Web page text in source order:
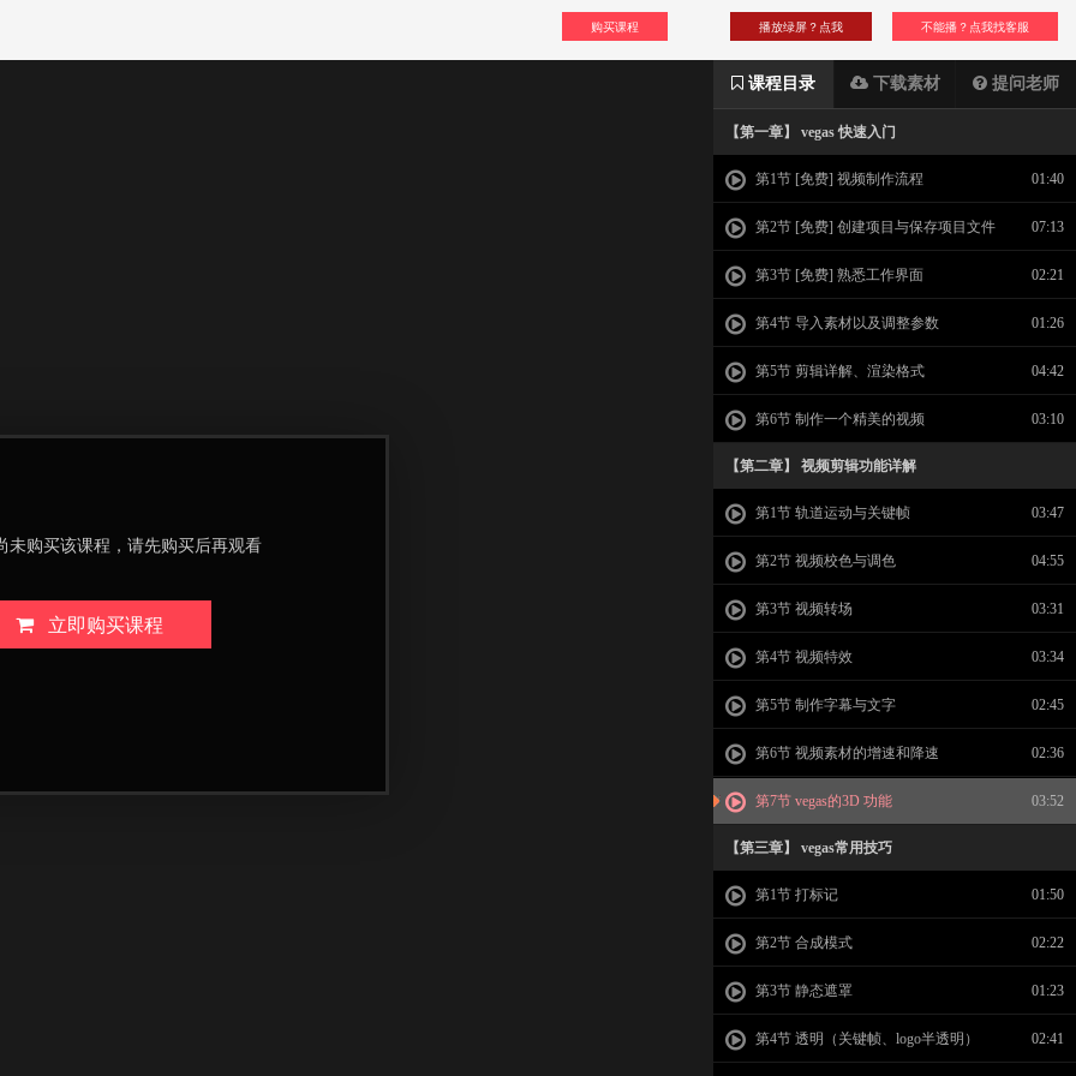
购买课程 不能播？点我找客服
播放绿屏？点我
课程目录 下载素材 提问老师
【第一章】 vegas 快速入门
第1节 [免费] 视频制作流程 01:40
第2节 [免费] 创建项目与保存项目文件 07:13
第3节 [免费] 熟悉工作界面 02:21
第4节 导入素材以及调整参数 01:26
第5节 剪辑详解、渲染格式 04:42
第6节 制作一个精美的视频 03:10
【第二章】 视频剪辑功能详解
第1节 轨道运动与关键帧 03:47
第2节 视频校色与调色 04:55
第3节 视频转场 03:31
第4节 视频特效 03:34
第5节 制作字幕与文字 02:45
第6节 视频素材的增速和降速 02:36
第7节 vegas的3D 功能 03:52
【第三章】 vegas常用技巧
第1节 打标记 01:50
第2节 合成模式 02:22
第3节 静态遮罩 01:23
第4节 透明（关键帧、logo半透明） 02:41
未购买该课程，请先购买后再观看
立即购买课程